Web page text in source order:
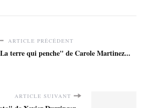
ARTICLE PRÉCÉDENT
terre qui penche" de Carole Martinez...
ARTICLE SUIVANT